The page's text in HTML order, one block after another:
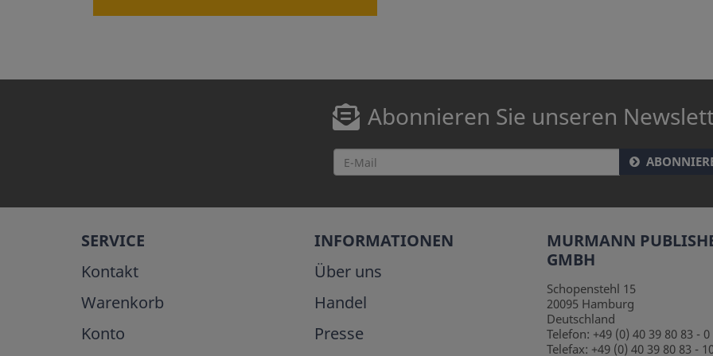
Abonnieren Sie unseren
SERVICE
Kontakt
Warenkorb
Konto
INFORMATIONEN
Über uns
Handel
Presse
MURMANN
GMBH
Schopenstehl 15
20095 Hamburg
Deutschland
Telefon: +49 (0) 40 39 80 83 - 0
Telefax: +49 (0) 40 39 80 83 -